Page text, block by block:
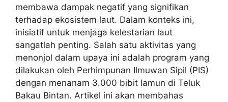
membawa dampak negatif yang signifikan
terhadap ekosistem laut. Dalam konteks ini,
inisiatif untuk menjaga kelestarian laut
sangatlah penting. Salah satu aktivitas yang
menonjol dalam upaya ini adalah program yang
dilakukan oleh Perhimpunan Ilmuwan Sipil (PIS)
dengan menanam 3.000 bibit lamun di Teluk
Bakau Bintan. Artikel ini akan membahas